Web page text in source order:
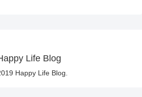
Life Blog
Happy Life Blog.